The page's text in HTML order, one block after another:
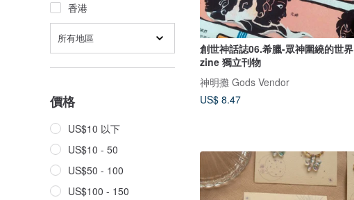
香港
所有地區
價格
US$10 以下
US$10 - 50
US$50 - 100
US$100 - 150
創世神話誌06.希臘-眾神圍繞的世界
zine 獨立刊物
神明攤 Gods Vendor
US$ 8.47